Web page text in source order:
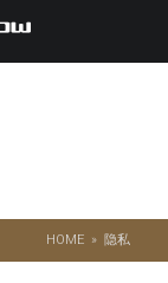
HOME» 隐私